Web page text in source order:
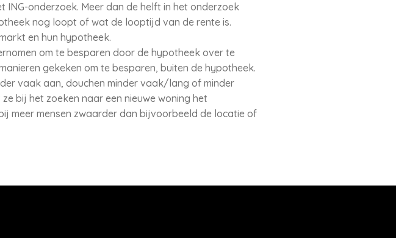
ING-onderzoek. Meer dan de helft in het onderzoek
nog loopt of wat de looptijd van de rente is.
en hun hypotheek.
om te besparen door de hypotheek over te
gekeken om te besparen, buiten de hypotheek.
vaak aan, douchen minder vaak/lang of minder
bij het zoeken naar een nieuwe woning het
meer mensen zwaarder dan bijvoorbeeld de locatie of